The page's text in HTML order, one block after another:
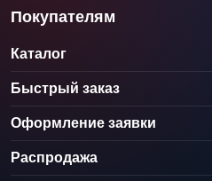
Покупателям
Каталог
Быстрый заказ
Оформление заявки
Распродажа